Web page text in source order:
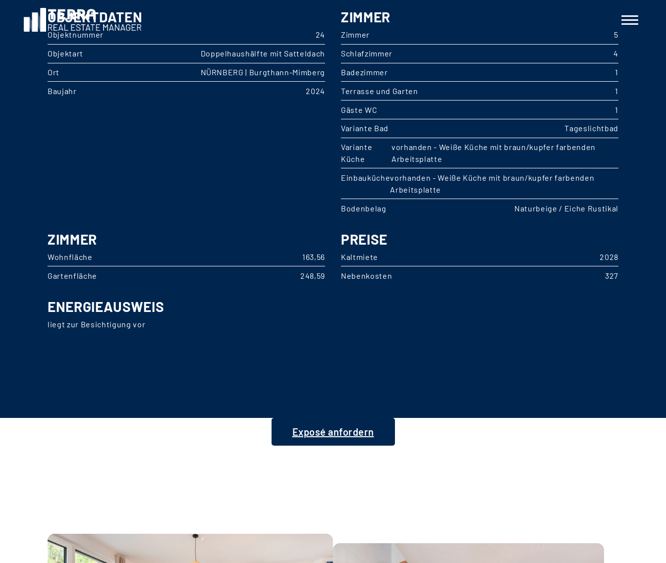
OBJEKTDATEN
Objektnummer
24
Objektart
Doppelhaushälfte mit Satteldach
Ort
NÜRNBERG | Burgthann-Mimberg
Baujahr
2024
ZIMMER
Zimmer
5
Schlafzimmer
4
Badezimmer
1
Terrasse und Garten
1
Gäste WC
1
Variante Bad
Tageslichtbad
Variante
Küche
vorhanden - Weiße Küche mit braun/kupfer farbenden
Arbeitsplatte
Einbauküchevorhanden - Weiße Küche mit braun/kupfer farbenden
Arbeitsplatte
Bodenbelag
Naturbeige / Eiche Rustikal
ZIMMER
Wohnfläche
163,56
Gartenfläche
248,59
PREISE
Kaltmiete
2028
Nebenkosten
327
ENERGIEAUSWEIS
liegt zur Besichtigung vor
Exposé anfordern